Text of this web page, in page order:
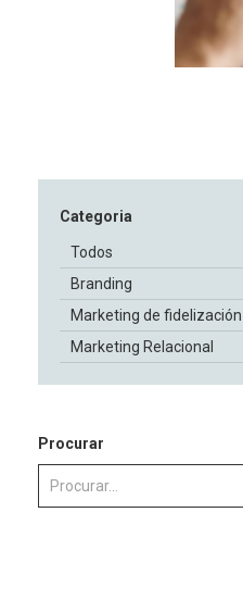
Categoria
Todos
Branding
Marketing de fidelización
Marketing Relacional
Procurar